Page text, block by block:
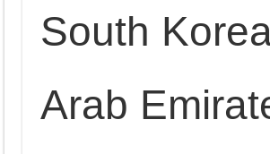
South
Arab